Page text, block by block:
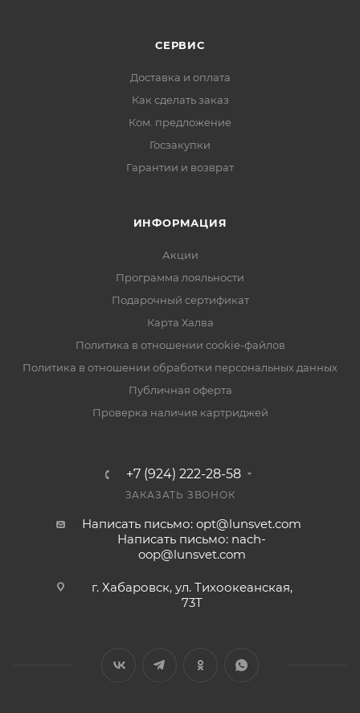
СЕРВИС
Доставка и оплата
Как сделать заказ
Ком. предложение
Госзакупки
Гарантии и возврат
ИНФОРМАЦИЯ
Акции
Программа лояльности
Подарочный сертификат
Карта Халва
Политика в отношении cookie-файлов
Политика в отношении обработки персональных данных
Публичная оферта
Проверка наличия картриджей
+7 (924) 222-28-58
ЗАКАЗАТЬ ЗВОНОК
Написать письмо: opt@lunsvet.com
Написать письмо: nach-
oop@lunsvet.com
г. Хабаровск, ул. Тихоокеанская,
73Т